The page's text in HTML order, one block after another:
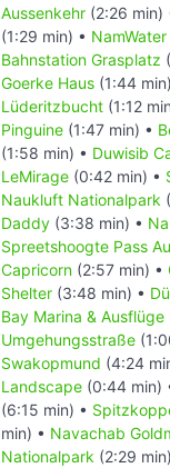
Aussenkehr (2:26 min)
(1:29 min) •
Bahnstation Grasplatz
Goerke Haus (1:44
Lüderitzbucht (1:12
Pinguine (1:47 min) •
(1:58 min) • Duwisib
LeMirage (0:42 min) •
Naukluft Nationalpark
Daddy (3:38 min) •
Spreetshoogte Pass
Capricorn (2:57 min) •
Shelter (3:48 min) •
Bay Marina & Ausflüge
Umgehungsstraße
Swakopmund (4:24
Landscape (0:44 min)
(6:15 min) •
min) • Navachab
Nationalpark (2:29